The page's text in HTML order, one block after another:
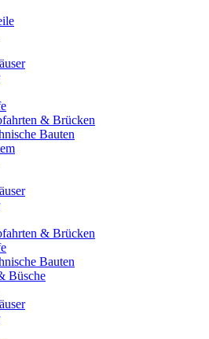
& Brücken
Bauten
& Brücken
Bauten
Büsche